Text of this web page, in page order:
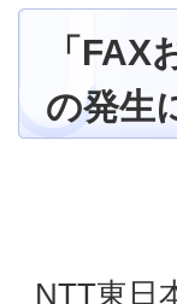
「
の発生
NTT東日